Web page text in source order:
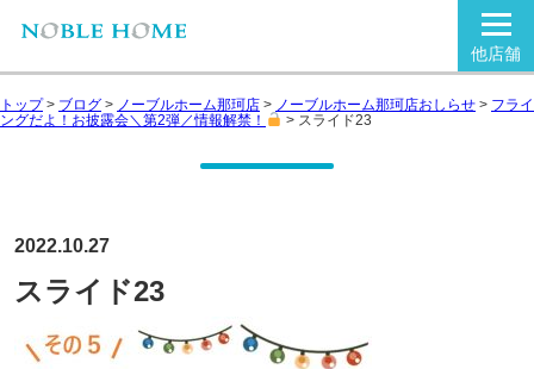
他店舗
トップ> ブログ > ノーブルホーム那珂店 > ノーブルホーム那珂店おしらせ > フライ
ングだよ！お披露会＼第2弾／情報解禁！
> スライド23
2022.10.27
スライド23